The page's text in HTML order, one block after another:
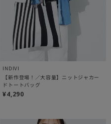
INDIVI
【新作登場！／大容量】ニットジャカー
ドトートバッグ
¥4,290